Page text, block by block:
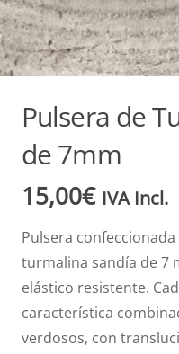
Pulsera de
de 7mm
15,00€ IVA Incl.
Pulsera
turmalina sandía de 7
elástico resistente.
característica
verdosos, con